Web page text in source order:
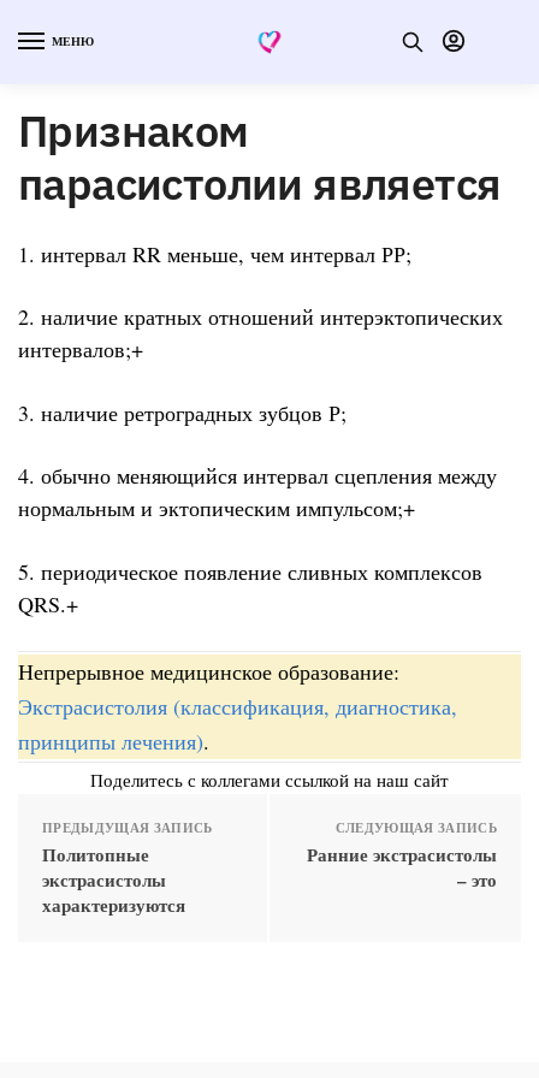
МЕНЮ
Признаком
парасистолии является
1. интервал RR меньше, чем интервал РР;
2. наличие кратных отношений интерэктопических
интервалов;+
3. наличие ретроградных зубцов Р;
4. обычно меняющийся интервал сцепления между
нормальным и эктопическим импульсом;+
5. периодическое появление сливных комплексов
QRS.+
Непрерывное медицинское образование:
Экстрасистолия (классификация, диагностика,
принципы лечения).
Поделитесь с коллегами ссылкой на наш сайт
ПРЕДЫДУЩАЯ ЗАПИСЬ
Политопные
экстрасистолы
характеризуются
СЛЕДУЮЩАЯ ЗАПИСЬ
Ранние экстрасистолы
– это